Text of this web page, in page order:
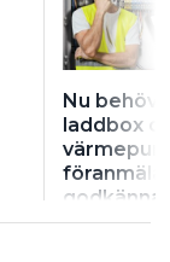
Nu
laddbox